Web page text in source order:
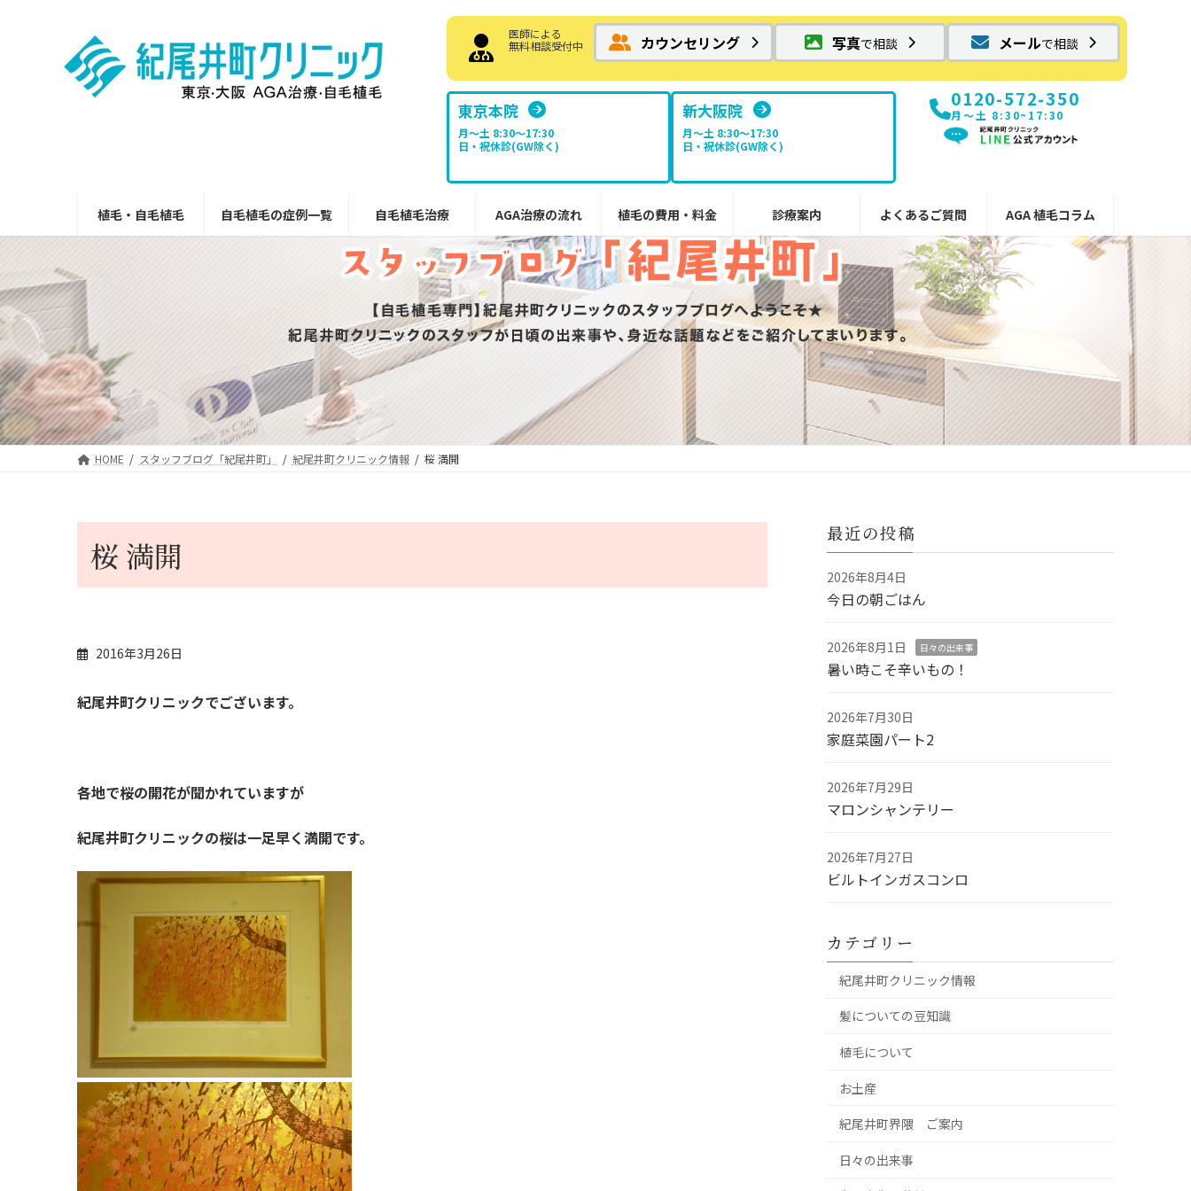
医師による
無料相談受付中
カウンセリング 写真で相談 メールで相談
東京本院
月～土 8:30〜17:30
日・祝休診(GW除く)
新大阪院
月～土 8:30〜17:30
日・祝休診(GW除く)
0120-572-350
月〜土 8:30~17:30
植毛・自毛植毛 自毛植毛の症例一覧 自毛植毛治療 AGA治療の流れ 植毛の費用・料金 診療案内 よくあるご質問 AGA 植毛コラム
HOME スタッフブログ「紀尾井町」 紀尾井町クリニック情報 桜 満開
桜 満開
2016年3月26日
紀尾井町クリニックでございます。
各地で桜の開花が聞かれていますが
紀尾井町クリニックの桜は一足早く満開です。
最近の投稿
2026年8月4日
今日の朝ごはん
2026年8月1日 日々の出来事
暑い時こそ辛いもの！
2026年7月30日
家庭菜園パート2
2026年7月29日
マロンシャンテリー
2026年7月27日
ビルトインガスコンロ
カテゴリー
紀尾井町クリニック情報
髪についての豆知識
植毛について
お土産
紀尾井町界隈 ご案内
日々の出来事